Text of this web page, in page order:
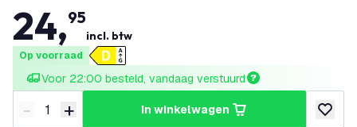
24,95
incl. btw
Op voorraad
Voor 22:00 besteld, vandaag verstuurd
Verminder hoeveelheid
- Verhoog hoeveelheid
+ in winkelwagen